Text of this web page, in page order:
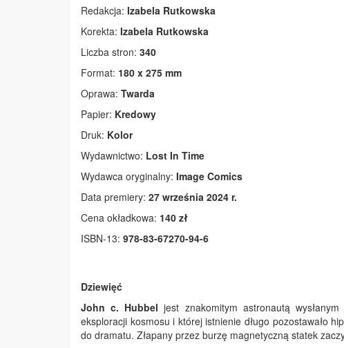
Redakcja: Izabela Rutkowska
Korekta: Izabela Rutkowska
Liczba stron: 340
Format: 180 x 275 mm
Oprawa: Twarda
Papier: Kredowy
Druk: Kolor
Wydawnictwo: Lost In Time
Wydawca oryginalny: Image Comics
Data premiery: 27 września 2024 r.
Cena okładkowa: 140 zł
ISBN-13: 978-83-67270-94-6
Dziewięć
John c. Hubbel jest znakomitym astronautą
eksploracji kosmosu i której istnienie długo pozostawało
do dramatu. Złapany przez burzę magnetyczną statek